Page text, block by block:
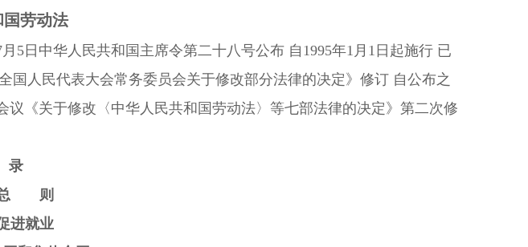
国劳动法
5日中华人民共和国主席令第二十八号公布 自1995年1月1日起施行 已
国人民代表大会常务委员会关于修改部分法律的决定》修订 自公布之
议《关于修改〈中华人民共和国劳动法〉等七部法律的决定》第二次修
则
就业